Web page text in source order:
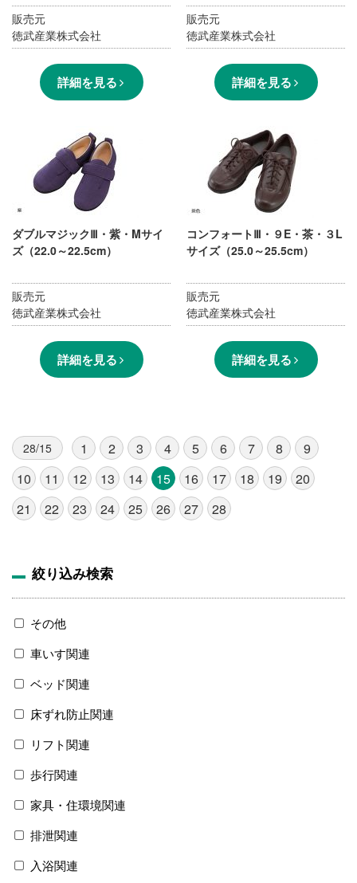
販売元
徳武産業株式会社
詳細を見る
販売元
徳武産業株式会社
詳細を見る
ダブルマジックⅢ・紫・Mサイ
ズ（22.0～22.5cm）
販売元
徳武産業株式会社
詳細を見る
コンフォートⅢ・９E・茶・３L
サイズ（25.0～25.5cm）
販売元
徳武産業株式会社
詳細を見る
28/15 1 2 3 4 5 6 7 8
9
10
11 12 13 14 15 16 17 18 19
20
21
22 23 24 25 26 27 28
絞り込み検索
その他
車いす関連
ベッド関連
床ずれ防止関連
リフト関連
歩行関連
家具・住環境関連
排泄関連
入浴関連